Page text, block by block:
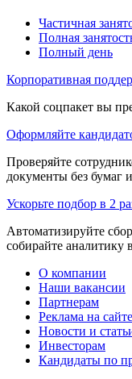
Частичная
Полная
Полный день
Корпоративная
Какой соцпакет вы
Оформляйте
Проверяйте
документы без бумаг
Ускорьте подбор в 2
Автоматизируйте
собирайте аналитику
О компании
Наши вакансии
Партнерам
Реклама на сайте
Новости и
Инвесторам
Кандидаты по